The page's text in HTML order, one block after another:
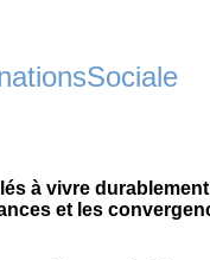
à vivre
et les